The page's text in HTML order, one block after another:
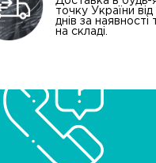
точку України від
днів за наявності
на складі.